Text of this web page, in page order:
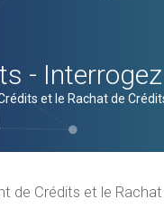
-
et le Rachat de
de Crédits et le